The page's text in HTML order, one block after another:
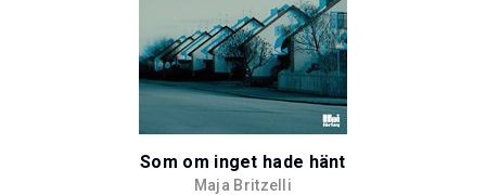
Som om inget hade hänt
Maja Britzelli